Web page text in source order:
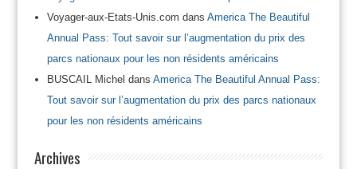
Voyager-aux-Etats-Unis.com dans America The Beautiful
Annual Pass: Tout savoir sur l’augmentation du prix des
parcs nationaux pour les non résidents américains
BUSCAIL Michel dans America The Beautiful Annual Pass:
Tout savoir sur l’augmentation du prix des parcs nationaux
pour les non résidents américains
Archives